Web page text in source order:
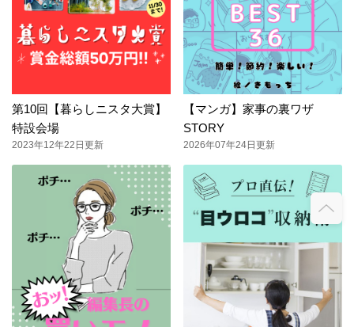
第10回【暮らしニスタ大賞】
特設会場
2023年12年22日更新
【マンガ】家事の裏ワザ
STORY
2026年07年24日更新